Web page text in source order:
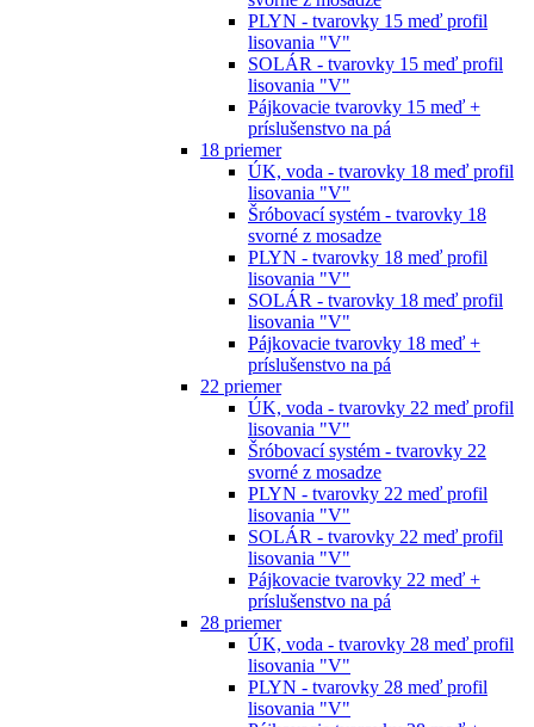
PLYN - tvarovky 15 meď profil
lisovania "V"
SOLÁR - tvarovky 15 meď profil
lisovania "V"
Pájkovacie tvarovky 15 meď +
príslušenstvo na pá
18 priemer
ÚK, voda - tvarovky 18 meď profil
lisovania "V"
Šróbovací systém - tvarovky 18
svorné z mosadze
PLYN - tvarovky 18 meď profil
lisovania "V"
SOLÁR - tvarovky 18 meď profil
lisovania "V"
Pájkovacie tvarovky 18 meď +
príslušenstvo na pá
22 priemer
ÚK, voda - tvarovky 22 meď profil
lisovania "V"
Šróbovací systém - tvarovky 22
svorné z mosadze
PLYN - tvarovky 22 meď profil
lisovania "V"
SOLÁR - tvarovky 22 meď profil
lisovania "V"
Pájkovacie tvarovky 22 meď +
príslušenstvo na pá
28 priemer
ÚK, voda - tvarovky 28 meď profil
lisovania "V"
PLYN - tvarovky 28 meď profil
lisovania "V"